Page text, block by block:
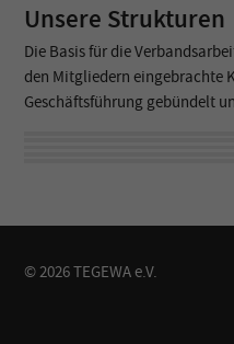
Unsere Strukturen
Die Basis für die
den Mitgliedern eingebrachte
Geschäftsführung gebündelt
© 2026 TEGEWA e.V.